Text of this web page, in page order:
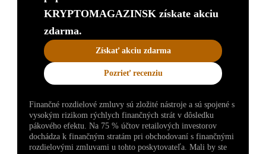
KRYPTOMAGAZINSK získate akciu
zdarma.
Získať akciu zdarma
Pozrieť recenziu
Finančné rozdielové zmluvy sú zložité nástroje a sú spojené s
vysokým rizikom rýchlych finančných strát v dôsledku
pákového efektu. Na 75 % účtov retailových investorov
dochádza k finančným stratám pri obchodovaní s finančnými
rozdielovými zmluvami u tohto poskytovateľa. Mali by ste